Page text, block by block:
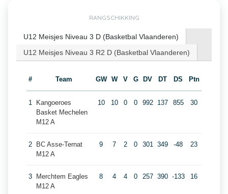
RANGSCHIKKING
U12 Meisjes Niveau 3 D (Basketbal Vlaanderen)
U12 Meisjes Niveau 3 R2 D (Basketbal Vlaanderen)
# Team GW W V G DV DT DS Ptn
1
Kangoeroes
Basket Mechelen
M12 A
10 10 0 0 992 137 855 30
2
BC Asse-Ternat
M12 A
9 7 2 0 301 349 -48 23
3
Merchtem Eagles
M12 A
8 4 4 0 257 390 -133 16